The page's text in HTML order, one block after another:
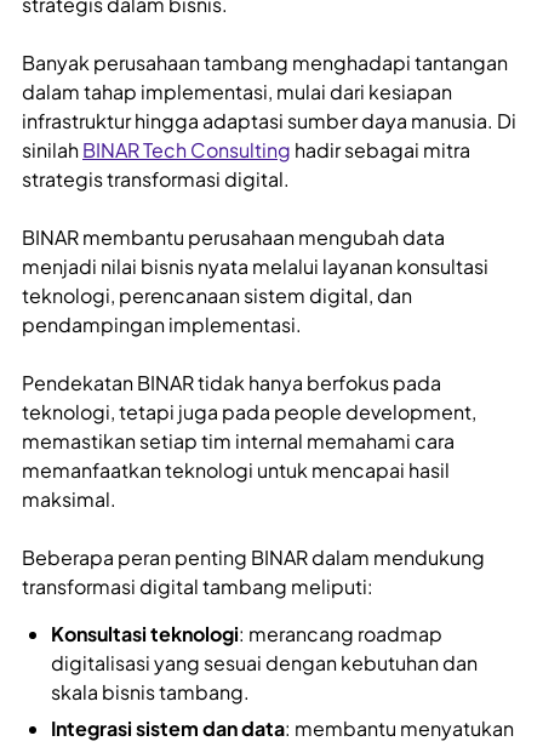
Banyak perusahaan tambang menghadapi tantangan
dalam tahap implementasi, mulai dari kesiapan
infrastruktur hingga adaptasi sumber daya manusia. Di
sinilahBINAR Tech Consulting hadir sebagai mitra
strategis transformasi digital.
BINAR membantu perusahaan mengubah data
menjadi nilai bisnis nyata melalui layanan konsultasi
teknologi, perencanaan sistem digital, dan
pendampingan implementasi.
Pendekatan BINAR tidak hanya berfokus pada
teknologi, tetapi juga pada people development,
memastikan setiap tim internal memahami cara
memanfaatkan teknologi untuk mencapai hasil
maksimal.
Beberapa peran penting BINAR dalam mendukung
transformasi digital tambang meliputi:
Konsultasi teknologi: merancang roadmap
digitalisasi yang sesuai dengan kebutuhan dan
skala bisnis tambang.
Integrasi sistem dan data: membantu menyatukan